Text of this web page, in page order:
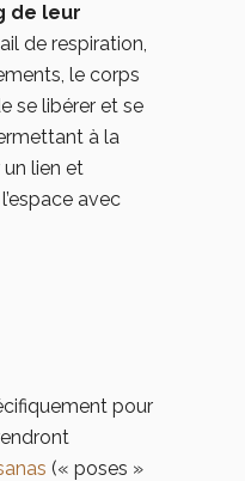
de leur
de respiration,
le corps
se libérer et se
à la
lien et
avec
pour
(« poses »